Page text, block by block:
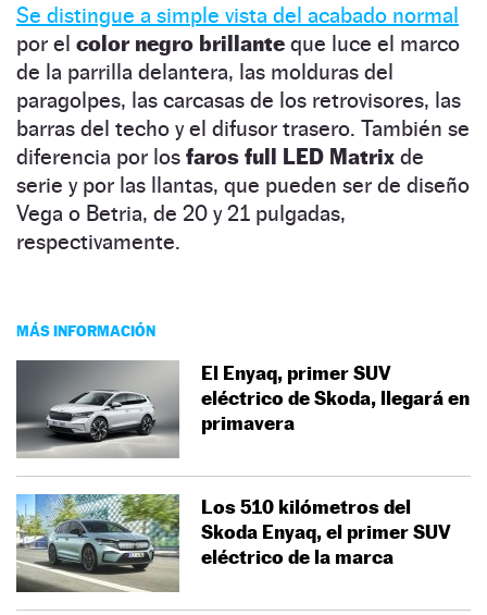
Se distingue a simple vista del acabado normal
por el color negro brillante que luce el marco
de la parrilla delantera, las molduras del
paragolpes, las carcasas de los retrovisores, las
barras del techo y el difusor trasero. También se
diferencia por los faros full LED Matrix de
serie y por las llantas, que pueden ser de diseño
Vega o Betria, de 20 y 21 pulgadas,
respectivamente.
MÁS INFORMACIÓN
El Enyaq, primer SUV
eléctrico de Skoda, llegará en
primavera
Los 510 kilómetros del
Skoda Enyaq, el primer SUV
eléctrico de la marca